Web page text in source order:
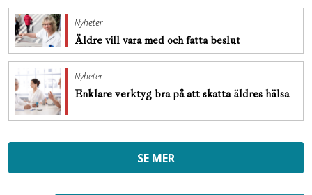
Nyheter
Äldre vill vara med och fatta beslut
Nyheter
Enklare verktyg bra på att skatta äldres hälsa
SE MER